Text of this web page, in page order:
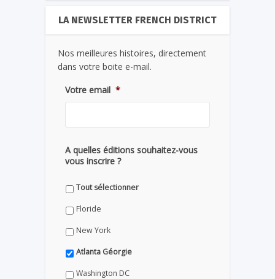
LA NEWSLETTER FRENCH DISTRICT
Nos meilleures histoires, directement
dans votre boite e-mail.
Votre email *
A quelles éditions souhaitez-vous
vous inscrire ?
Tout sélectionner
Floride
New York
Atlanta Géorgie
Washington DC